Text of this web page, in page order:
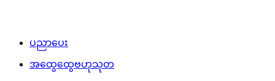
ပညာပေး
အထွေထွေဗဟုသုတ